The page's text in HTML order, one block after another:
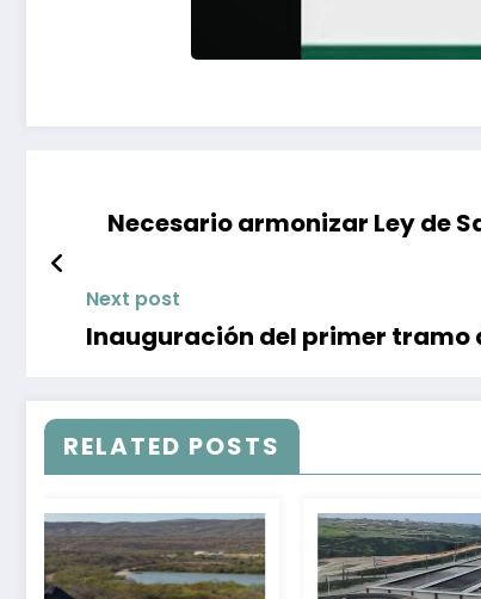
Necesario armonizar Ley de
Next post
Inauguración del primer tramo
RELATED POSTS